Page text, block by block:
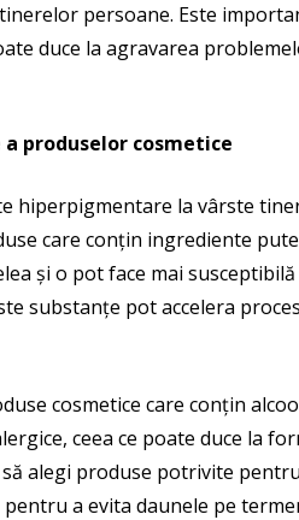
persoane. Este
duce la agravarea
produselor cosmetice
hiperpigmentare la vârste
care conțin ingrediente
și o pot face mai
substanțe pot accelera
cosmetice care conțin
ceea ce poate duce la
alegi produse potrivite
a evita daunele pe